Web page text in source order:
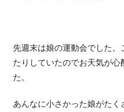
先週末は娘の運動会でした
たりしていたのでお天気が
た。
あんなに小さかった娘がたく